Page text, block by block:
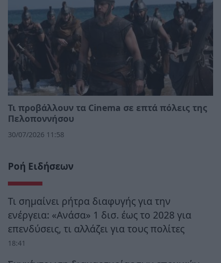
Τι προβάλλουν τα Cinema σε επτά πόλεις της
Πελοποννήσου
30/07/2026 11:58
Ροή Ειδήσεων
Τι σημαίνει ρήτρα διαφυγής για την
ενέργεια: «Ανάσα» 1 δισ. έως το 2028 για
επενδύσεις, τι αλλάζει για τους πολίτες
18:41